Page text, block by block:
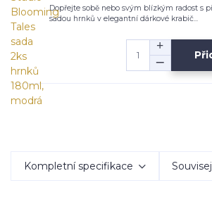
Dopřejte sobě nebo svým blízkým radost s
sadou hrnků v elegantní dárkové krabič...
Kompletní specifikace